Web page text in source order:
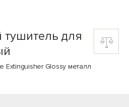
тушитель для
Extinguisher Glossy металл